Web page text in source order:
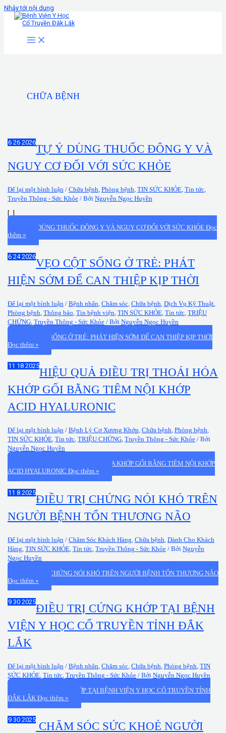
Nhảy tới nội dung
CHỮA BỆNH
Th6 26 2026
TỰ Ý DÙNG THUỐC ĐÔNG Y VÀ
NGUY CƠ ĐỐI VỚI SỨC KHỎE
Để lại một bình luận / Chữa bệnh Phòng bệnh TIN SỨC KHỎE, Tin tức,
Truyền Thông - Sức Khỏe/ Bởi Nguyễn Ngọc Huyền
[…]
TỰ Ý DÙNG THUỐC ĐÔNG Y VÀ NGUY CƠ ĐỐI VỚI SỨC KHỎEĐọc
thêm »
Th6 24 2026
VẸO CỘT SỐNG Ở TRẺ: PHÁT
HIỆN SỚM ĐỂ CAN THIỆP KỊP THỜI
Để lại một bình luận / Bệnh nhân, Chăm sóc, Chữa bệnh, Dịch Vụ Kỹ Thuật,
Phòng bệnh, Thông báo, Tin bệnh viện, TIN SỨC KHỎE, Tin tức, TRIỆU
CHỨNG, Truyền Thông - Sức Khỏe/ Bởi Nguyễn Ngọc Huyền
VẸO CỘT SỐNG Ở TRẺ: PHÁT HIỆN SỚM ĐỂ CAN THIỆP KỊP THỜI
Đọc thêm »
Th11 18 2025
HIỆU QUẢ ĐIỀU TRỊ THOÁI HÓA
KHỚP GỐI BẰNG TIÊM NỘI KHỚP
ACID HYALURONIC
Để lại một bình luận / Bệnh Lý Cơ Xương Khớp, Chữa bệnh, Phòng bệnh,
TIN SỨC KHỎE, Tin tức, TRIỆU CHỨNG, Truyền Thông - Sức Khỏe/ Bởi
Nguyễn Ngọc Huyền
HIỆU QUẢ ĐIỀU TRỊ THOÁI HÓA KHỚP GỐI BẰNG TIÊM NỘI KHỚP
ACID HYALURONIC Đọc thêm »
Th11 8 2025
ĐIỀU TRỊ CHỨNG NÓI KHÓ TRÊN
NGƯỜI BỆNH TỔN THƯƠNG NÃO
Để lại một bình luận / Chăm Sóc Khách Hàng, Chữa bệnh, Dành Cho Khách
Hàng, TIN SỨC KHỎE, Tin tức, Truyền Thông - Sức Khỏe/ Bởi Nguyễn
Ngọc Huyền
ĐIỀU TRỊ CHỨNG NÓI KHÓ TRÊN NGƯỜI BỆNH TỔN THƯƠNG NÃO
Đọc thêm »
Th9 30 2025
ĐIỀU TRỊ CỨNG KHỚP TẠI BỆNH
VIỆN Y HỌC CỔ TRUYỀN TỈNH ĐẮK
LẮK
Để lại một bình luận / Bệnh nhân, Chăm sóc, Chữa bệnh, Phòng bệnh, TIN
SỨC KHỎE, Tin tức, Truyền Thông - Sức Khỏe/ Bởi Nguyễn Ngọc Huyền
ĐIỀU TRỊ CỨNG KHỚP TẠI BỆNH VIỆN Y HỌC CỔ TRUYỀN TỈNH
ĐẮK LẮKĐọc thêm »
Th9 30 2025
CHĂM SÓC SỨC KHOẺ NGƯỜI